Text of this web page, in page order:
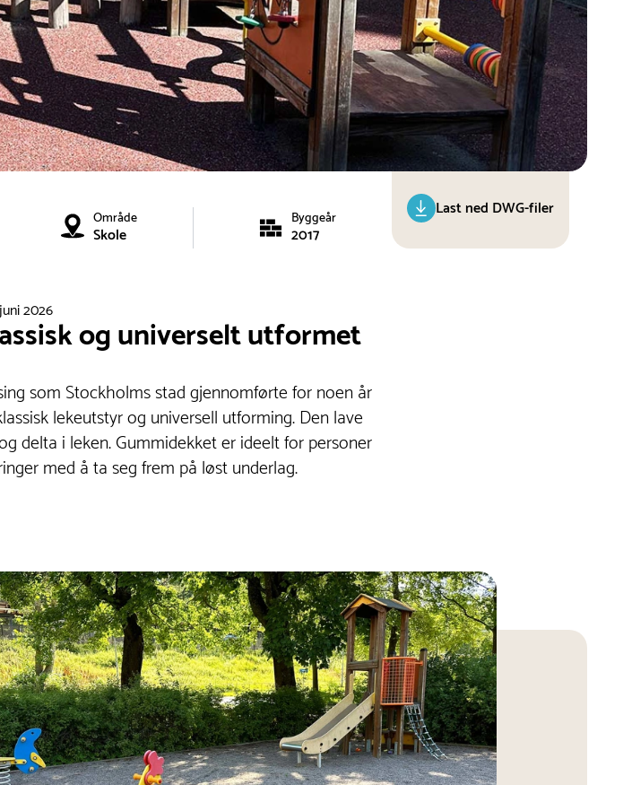
Område
Skole
Byggeår
2017
Last ned DWG-filer
2026
og universelt utformet
som Stockholms stad gjennomførte for noen år
lekeutstyr og universell utforming. Den lave
delta i leken. Gummidekket er ideelt for personer
med å ta seg frem på løst underlag.